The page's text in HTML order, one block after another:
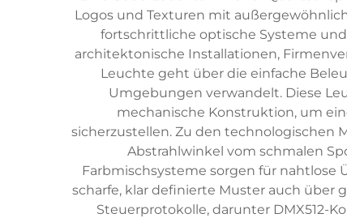
Logos und Texturen mit
fortschrittliche optische Systeme
architektonische Installationen,
Leuchte geht über die einfache
Umgebungen verwandelt. Diese
mechanische Konstruktion, um
sicherzustellen. Zu den technologischen
Abstrahlwinkel vom schmalen
Farbmischsysteme sorgen für nahtlose
scharfe, klar definierte Muster auch über
Steuerprotokolle, darunter DMX512-